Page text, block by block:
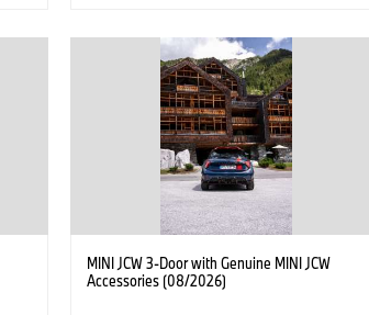
MINI JCW 3-Door with Genuine MINI JCW
Accessories (08/2026)